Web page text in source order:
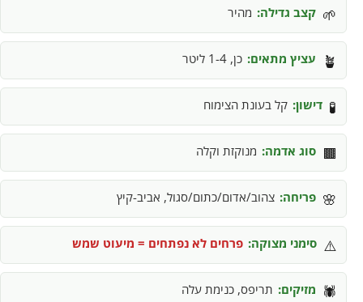
🌱 קצב גדילה: מהיר
🪴 עציץ מתאים: כן, 1-4 ליטר
🧪 דישון: קל בעונת הצימוח
🟫 סוג אדמה: מנוקזת וקלה
🌸 פריחה: צהוב/אדום/כתום/סגול, אביב-קיץ
⚠️ סימני מצוקה: פרחים לא נפתחים = מיעוט שמש
🕷️ מזיקים: תריפס, כנימת עלה